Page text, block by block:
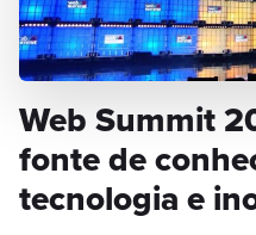
Web Summit
fonte de
tecnologia e